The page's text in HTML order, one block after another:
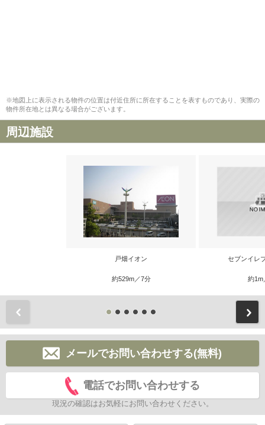
※地図上に表示される物件の位置は付近住所に所在することを表すものであり、実際の
物件所在地とは異なる場合がございます。
周辺施設
戸畑イオン
約529m／7分
セブンイレ
約1m
メールでお問い合わせする(無料)
電話でお問い合わせする
現況の確認はお気軽にお問い合わせください。